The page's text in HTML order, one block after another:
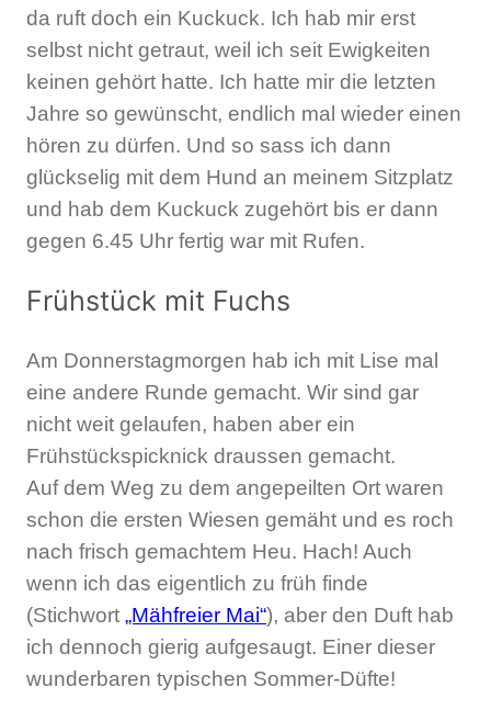
da ruft doch ein Kuckuck. Ich hab mir erst
selbst nicht getraut, weil ich seit Ewigkeiten
keinen gehört hatte. Ich hatte mir die letzten
Jahre so gewünscht, endlich mal wieder einen
hören zu dürfen. Und so sass ich dann
glückselig mit dem Hund an meinem Sitzplatz
und hab dem Kuckuck zugehört bis er dann
gegen 6.45 Uhr fertig war mit Rufen.
Frühstück mit Fuchs
Am Donnerstagmorgen hab ich mit Lise mal
eine andere Runde gemacht. Wir sind gar
nicht weit gelaufen, haben aber ein
Frühstückspicknick draussen gemacht.
Auf dem Weg zu dem angepeilten Ort waren
schon die ersten Wiesen gemäht und es roch
nach frisch gemachtem Heu. Hach! Auch
wenn ich das eigentlich zu früh finde
(Stichwort „Mähfreier Mai“), aber den Duft hab
ich dennoch gierig aufgesaugt. Einer dieser
wunderbaren typischen Sommer-Düfte!